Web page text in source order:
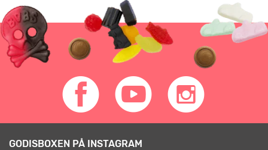
GODISBOXEN PÅ INSTAGRAM